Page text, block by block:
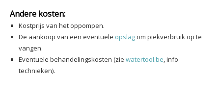
Andere kosten:
Kostprijs van het oppompen.
De aankoop van een eventuele opslag om piekverbruik op te
vangen.
Eventuele behandelingskosten (zie watertool.be, info
technieken).